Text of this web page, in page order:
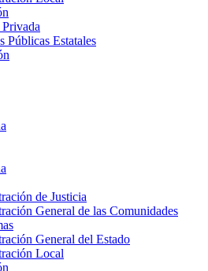
Públicas Estatales
de Justicia
General de las Comunidades
General del Estado
Local